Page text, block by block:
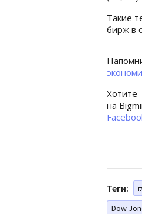
Такие
бирж в
на
Теги:
Dow